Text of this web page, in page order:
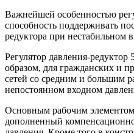
Важнейшей особенностью
способность поддерживать
редуктора при нестабильном
Регулятор давления-
образом, для гражданских и
сетей со средним и большим
непостоянном входном
Основным рабочим элементом
дополненный